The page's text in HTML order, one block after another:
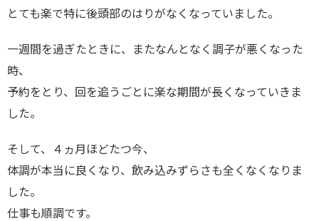
とても楽で特に後頭部のはりがなくなっていました。
一週間を過ぎたときに、またなんとなく調子が悪くなった
時、
予約をとり、回を追うごとに楽な期間が長くなっていきま
した。
そして、４ヵ月ほどたつ今、
体調が本当に良くなり、飲み込みずらさも全くなくなりま
した。
仕事も順調です。